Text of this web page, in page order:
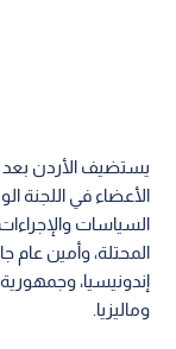
يستضيف الأردن بعد
الأعضاء في اللجنة
السياسات
المحتلة، وأمين عام
إندونيسيا،
وماليزيا.